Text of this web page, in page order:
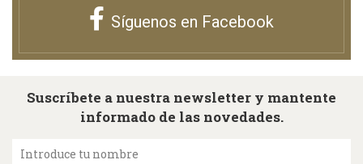
Síguenos en Facebook
Suscríbete a nuestra newsletter y mantente
informado de las novedades.
Introduce tu nombre